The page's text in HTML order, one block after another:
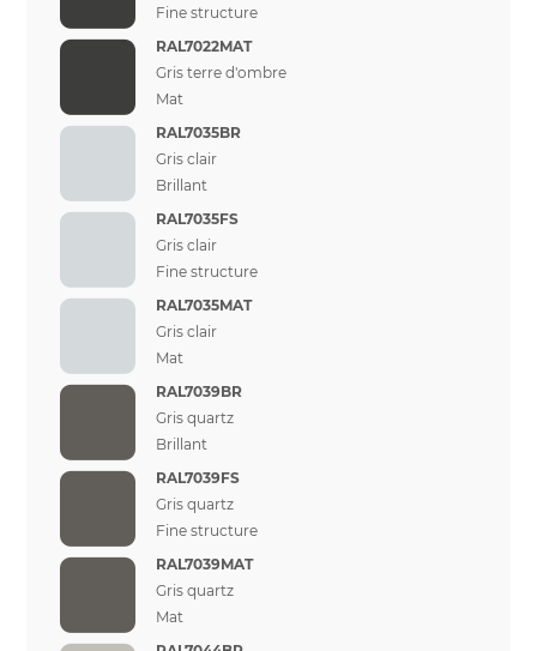
Fine structure
RAL7022MAT
Gris terre d'ombre
Mat
RAL7035BR
Gris clair
Brillant
RAL7035FS
Gris clair
Fine structure
RAL7035MAT
Gris clair
Mat
RAL7039BR
Gris quartz
Brillant
RAL7039FS
Gris quartz
Fine structure
RAL7039MAT
Gris quartz
Mat